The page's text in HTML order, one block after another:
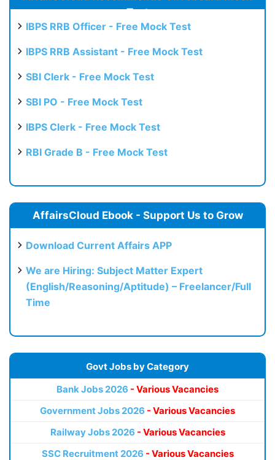
Test
IBPS RRB Officer - Free Mock Test
IBPS RRB Assistant - Free Mock Test
SBI Clerk - Free Mock Test
SBI PO - Free Mock Test
IBPS Clerk - Free Mock Test
RBI Grade B - Free Mock Test
AffairsCloud Ebook - Support Us to Grow
Download Current Affairs APP
We are Hiring: Subject Matter Expert
(English/Reasoning/Aptitude) – Freelancer/Full
Time
Govt Jobs by Category
Bank Jobs 2026 - Various Vacancies
Government Jobs 2026 - Various Vacancies
Railway Jobs 2026 - Various Vacancies
SSC Recruitment 2026 - Various Vacancies